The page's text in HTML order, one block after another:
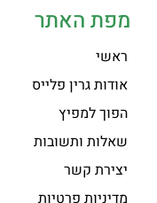
מפת האתר
ראשי
אודות גרין פלייס
הפוך למפיץ
שאלות ותשובות
יצירת קשר
מדיניות פרטיות